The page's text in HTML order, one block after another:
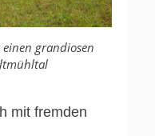
grandiosen
mit fremden